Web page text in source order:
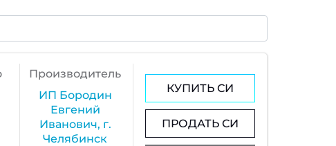
Производитель
ИП Бородин
Евгений
Иванович, г.
Челябинск
КУПИТЬ СИ
ПРОДАТЬ СИ